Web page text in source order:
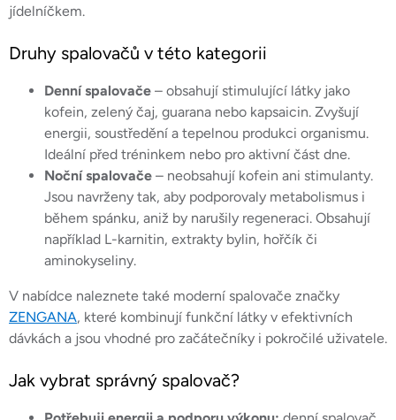
k
y
v
ý
p
i
s
u
jídelníčkem.
Druhy spalovačů v této kategorii
Denní spalovače – obsahují stimulující látky jako
kofein, zelený čaj, guarana nebo kapsaicin. Zvyšují
energii, soustředění a tepelnou produkci organismu.
Ideální před tréninkem nebo pro aktivní část dne.
Noční spalovače – neobsahují kofein ani stimulanty.
Jsou navrženy tak, aby podporovaly metabolismus i
během spánku, aniž by narušily regeneraci. Obsahují
například L-karnitin, extrakty bylin, hořčík či
aminokyseliny.
V nabídce naleznete také moderní spalovače značky
ZENGANA, které kombinují funkční látky v efektivních
dávkách a jsou vhodné pro začátečníky i pokročilé uživatele.
Jak vybrat správný spalovač?